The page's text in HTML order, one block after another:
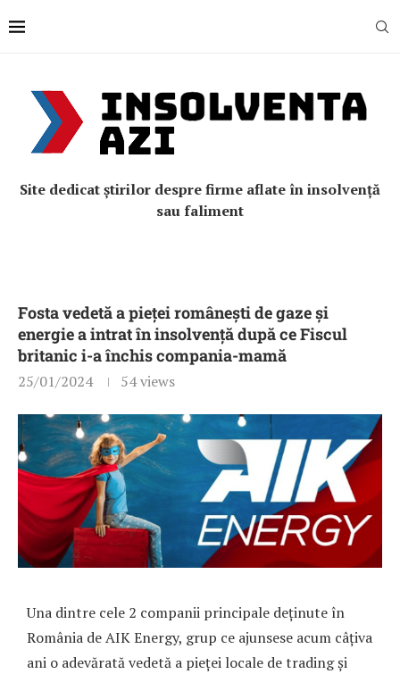
Site dedicat știrilor despre firme aflate în insolvență
sau faliment
Fosta vedetă a pieței românești de gaze și
energie a intrat în insolvență după ce Fiscul
britanic i-a închis compania-mamă
25/01/2024 54views
Una dintre cele 2 companii principale deținute în
România de AIK Energy, grup ce ajunsese acum câțiva
ani o adevărată vedetă a pieței locale de trading și